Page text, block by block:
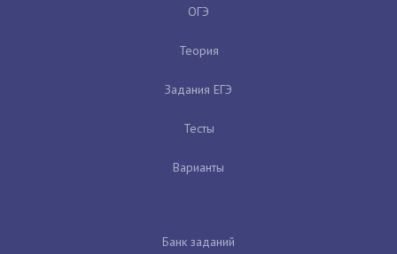
ОГЭ
Теория
Задания ЕГЭ
Тесты
Варианты
Банк заданий